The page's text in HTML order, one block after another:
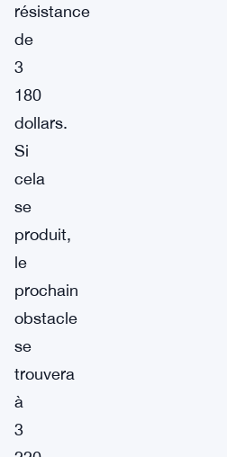
résistance
de
3
180
dollars.
Si
cela
se
produit,
le
prochain
obstacle
se
trouvera
à
3